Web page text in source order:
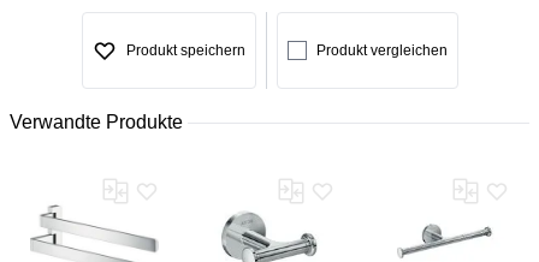
Produkt speichern Produkt vergleichen
Verwandte Produkte